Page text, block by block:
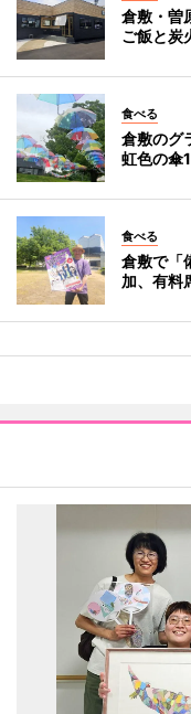
倉敷・曽
ご飯と炭
食べる
倉敷のグ
虹色の傘
食べる
倉敷で「
加、有料